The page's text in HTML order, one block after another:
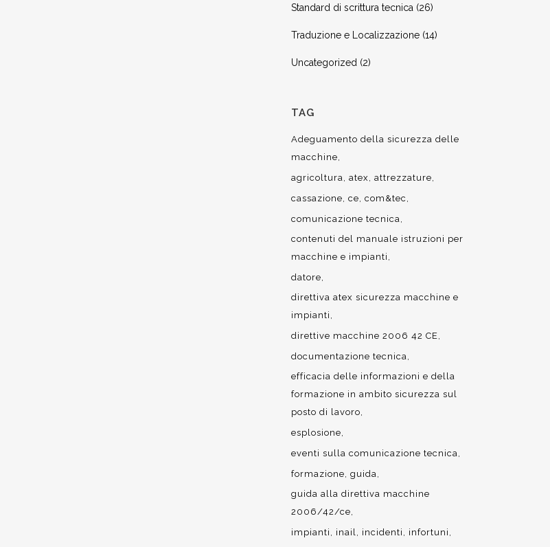
Standard di scrittura tecnica (26)
Traduzione e Localizzazione (14)
Uncategorized (2)
TAG
Adeguamento della sicurezza delle
macchine
agricoltura atex
attrezzature
cassazione ce com&tec
comunicazione tecnica
contenuti del manuale istruzioni per
macchine e impianti
datore
direttiva atex sicurezza macchine e
impianti
direttive macchine 2006 42 CE
documentazione tecnica
efficacia delle informazioni e della
formazione in ambito sicurezza sul
posto di lavoro
esplosione
eventi sulla comunicazione tecnica
formazione guida
guida alla direttiva macchine
2006/42/ce
impianti
inail incidenti
infortuni